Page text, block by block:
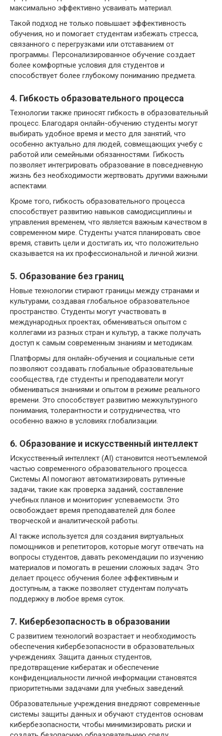
максимально эффективно усваивать материал.
Такой подход не только повышает эффективность
обучения, но и помогает студентам избежать стресса,
связанного с перегрузками или отставанием от
программы. Персонализированное обучение создает
более комфортные условия для студентов и
способствует более глубокому пониманию предмета.
4. Гибкость образовательного процесса
Технологии также приносят гибкость в образовательный
процесс. Благодаря онлайн-обучению студенты могут
выбирать удобное время и место для занятий, что
особенно актуально для людей, совмещающих учебу с
работой или семейными обязанностями. Гибкость
позволяет интегрировать образование в повседневную
жизнь без необходимости жертвовать другими важными
аспектами.
Кроме того, гибкость образовательного процесса
способствует развитию навыков самодисциплины и
управления временем, что является важным качеством в
современном мире. Студенты учатся планировать свое
время, ставить цели и достигать их, что положительно
сказывается на их профессиональной и личной жизни.
5. Образование без границ
Новые технологии стирают границы между странами и
культурами, создавая глобальное образовательное
пространство. Студенты могут участвовать в
международных проектах, обмениваться опытом с
коллегами из разных стран и культур, а также получать
доступ к самым современным знаниям и методикам.
Платформы для онлайн-обучения и социальные сети
позволяют создавать глобальные образовательные
сообщества, где студенты и преподаватели могут
обмениваться знаниями и опытом в режиме реального
времени. Это способствует развитию межкультурного
понимания, толерантности и сотрудничества, что
особенно важно в условиях глобализации.
6. Образование и искусственный интеллект
Искусственный интеллект (AI) становится неотъемлемой
частью современного образовательного процесса.
Системы AI помогают автоматизировать рутинные
задачи, такие как проверка заданий, составление
учебных планов и мониторинг успеваемости. Это
освобождает время преподавателей для более
творческой и аналитической работы.
AI также используется для создания виртуальных
помощников и репетиторов, которые могут отвечать на
вопросы студентов, давать рекомендации по изучению
материалов и помогать в решении сложных задач. Это
делает процесс обучения более эффективным и
доступным, а также позволяет студентам получать
поддержку в любое время суток.
7. Кибербезопасность в образовании
С развитием технологий возрастает и необходимость
обеспечения кибербезопасности в образовательных
учреждениях. Защита данных студентов,
предотвращение кибератак и обеспечение
конфиденциальности личной информации становятся
приоритетными задачами для учебных заведений.
Образовательные учреждения внедряют современные
системы защиты данных и обучают студентов основам
кибербезопасности, чтобы минимизировать риски и